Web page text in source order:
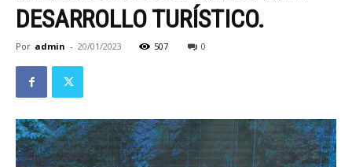
DESARROLLO TURÍSTICO.
Por admin - 20/01/2023 507 0